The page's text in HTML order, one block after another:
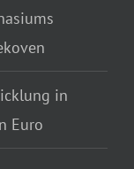
in
Euro